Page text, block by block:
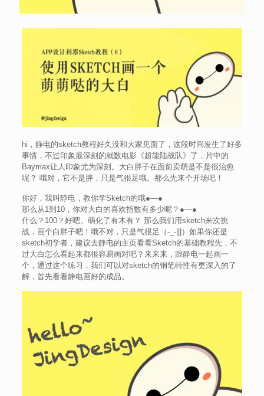
hi，静电的sketch教程好久没和大家见面了，这段时间发生了好多
事情，不过印象最深刻的就数电影《超能陆战队》了，片中的
Baymax让人印象尤为深刻。大白胖子在面前卖萌是不是很治愈
呢？ 哦对，它不是胖，只是气很足哦。那么先来个开场吧！
你好，我叫静电，教你学Sketch的哦●—●
那么从1到10，你对大白的喜欢指数有多少呢？●—●
什么？100？好吧。萌化了有木有？ 那么我们用sketch来次挑
战，画个白胖子吧！哦不对，只是气很足（-_-|||）如果你还是
sketch初学者，建议去静电的主页看看Sketch的基础教程先，不
过大白怎么看起来都很容易画对吧？来来来，跟静电一起画一
个，通过这个练习，我们可以对sketch的钢笔特性有更深入的了
解，首先看看静电画好的成品。